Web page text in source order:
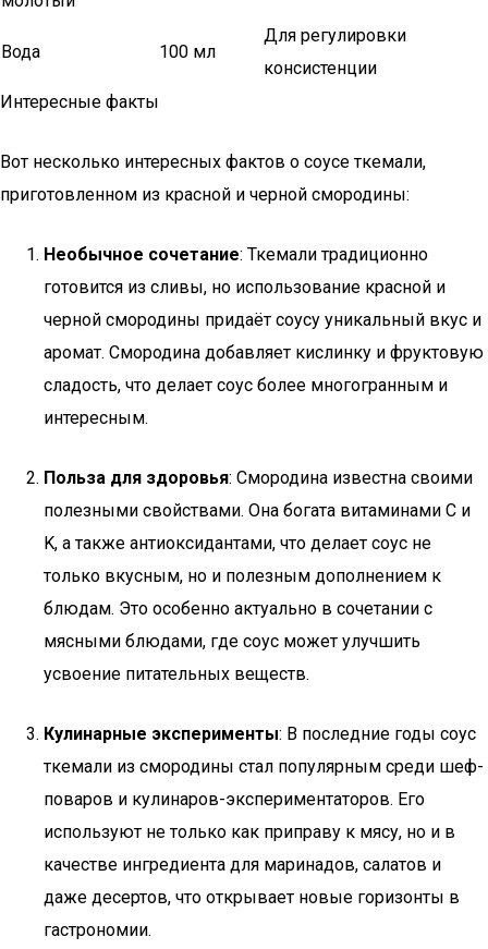
Вода 100 мл
Для регулировки
консистенции
Интересные факты
Вот несколько интересных фактов о соусе ткемали,
приготовленном из красной и черной смородины:
Необычное сочетание: Ткемали традиционно
готовится из сливы, но использование красной и
черной смородины придаёт соусу уникальный вкус и
аромат. Смородина добавляет кислинку и фруктовую
сладость, что делает соус более многогранным и
интересным.
Польза для здоровья: Смородина известна своими
полезными свойствами. Она богата витаминами C и
K, а также антиоксидантами, что делает соус не
только вкусным, но и полезным дополнением к
блюдам. Это особенно актуально в сочетании с
мясными блюдами, где соус может улучшить
усвоение питательных веществ.
Кулинарные эксперименты: В последние годы соус
ткемали из смородины стал популярным среди шеф-
поваров и кулинаров-экспериментаторов. Его
используют не только как приправу к мясу, но и в
качестве ингредиента для маринадов, салатов и
даже десертов, что открывает новые горизонты в
гастрономии.